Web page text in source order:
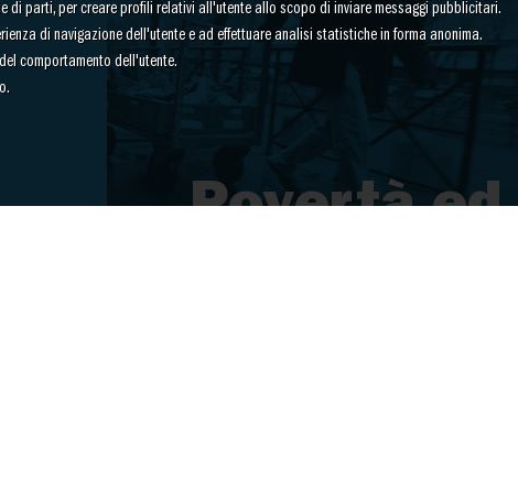
Povertà ed
parti, per creare profili relativi all'utente allo scopo di inviare messaggi pubblicitari.
di navigazione dell'utente e ad effettuare analisi statistiche in forma anonima.
comportamento dell'utente.